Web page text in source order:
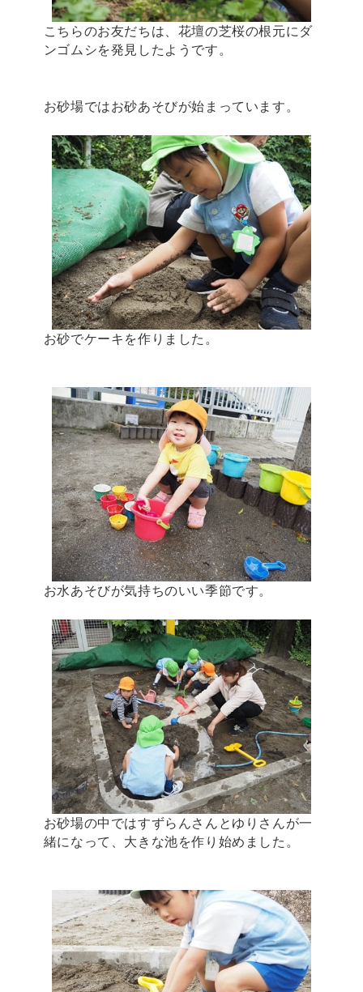
こちらのお友だちは、花壇の芝桜の根元にダ
ンゴムシを発見したようです。
お砂場ではお砂あそびが始まっています。
お砂でケーキを作りました。
お水あそびが気持ちのいい季節です。
お砂場の中ではすずらんさんとゆりさんが一
緒になって、大きな池を作り始めました。